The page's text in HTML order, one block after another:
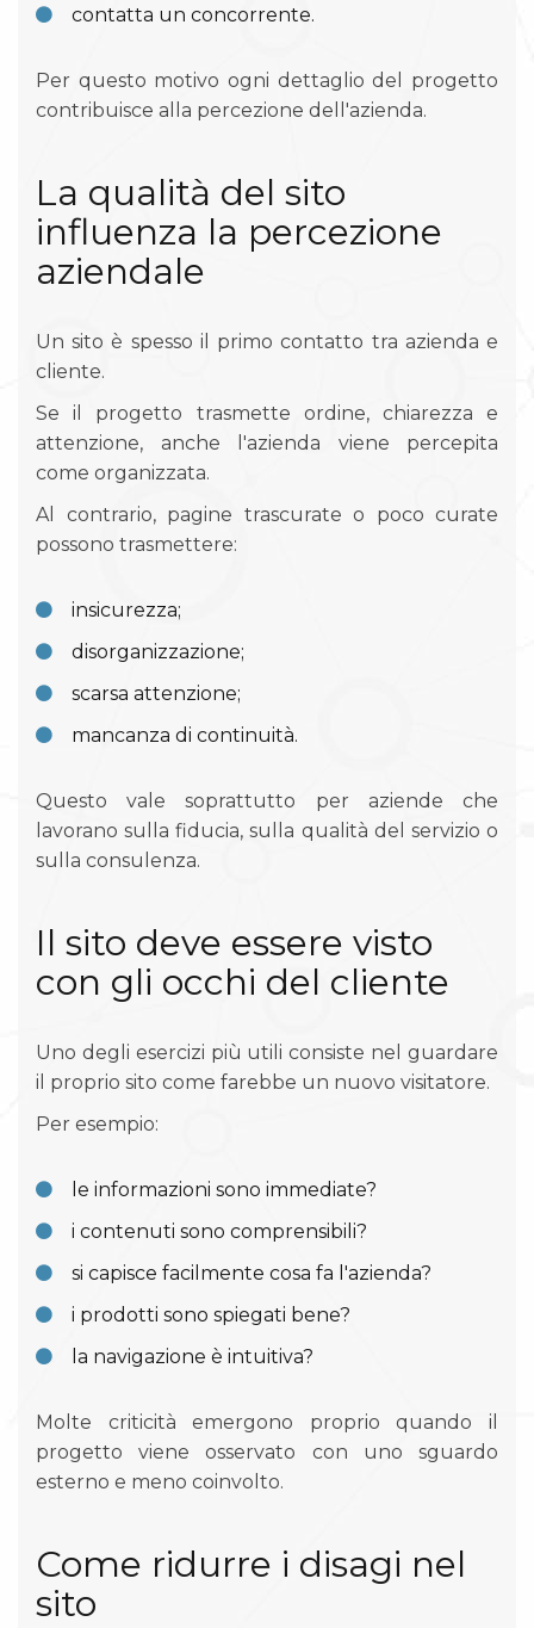
contatta un concorrente.
Per questo motivo ogni dettaglio del progetto
contribuisce alla percezione dell'azienda.
La qualità del sito
influenza la percezione
aziendale
Un sito è spesso il primo contatto tra azienda e
cliente.
Se il progetto trasmette ordine, chiarezza e
attenzione, anche l'azienda viene percepita
come organizzata.
Al contrario, pagine trascurate o poco curate
possono trasmettere:
insicurezza;
disorganizzazione;
scarsa attenzione;
mancanza di continuità.
Questo vale soprattutto per aziende che
lavorano sulla fiducia, sulla qualità del servizio o
sulla consulenza.
Il sito deve essere visto
con gli occhi del cliente
Uno degli esercizi più utili consiste nel guardare
il proprio sito come farebbe un nuovo visitatore.
Per esempio:
le informazioni sono immediate?
i contenuti sono comprensibili?
si capisce facilmente cosa fa l'azienda?
i prodotti sono spiegati bene?
la navigazione è intuitiva?
Molte criticità emergono proprio quando il
progetto viene osservato con uno sguardo
esterno e meno coinvolto.
Come ridurre i disagi nel
sito